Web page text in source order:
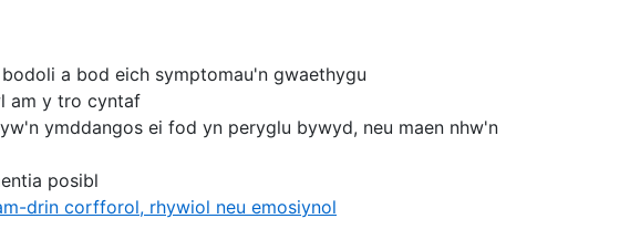
a bod eich symptomau'n gwaethygu
am y tro cyntaf
ymddangos ei fod yn peryglu bywyd, neu maen nhw'n
posibl
drin corfforol, rhywiol neu emosiynol